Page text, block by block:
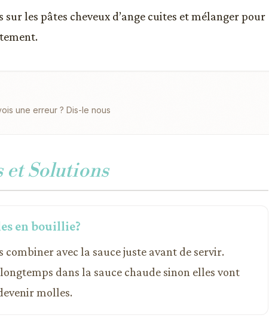
sur les pâtes cheveux d’ange cuites et mélanger pour
une erreur ? Dis-le nous
et Solutions
en bouillie?
combiner avec la sauce juste avant de servir.
dans la sauce chaude sinon elles vont
molles.